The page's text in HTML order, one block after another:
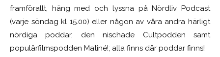
framförallt, häng med och lyssna på Nördliv Podcast
(varje söndag kl 15.00) eller någon av våra andra härligt
nördiga poddar, den nischade Cultpodden samt
populärfilmspodden Matiné!; alla finns där poddar finns!